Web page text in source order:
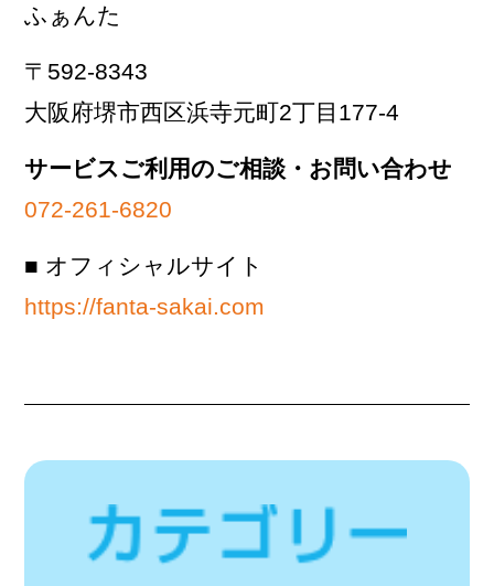
ふぁんた
〒592-8343
大阪府堺市西区浜寺元町2丁目177-4
サービスご利用のご相談・お問い合わせ
072-261-6820
■ オフィシャルサイト
https://fanta-sakai.com